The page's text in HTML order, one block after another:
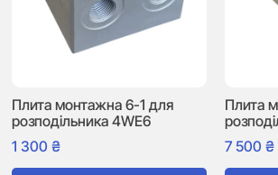
Плита монтажна 6-1 для
розподільника 4WE6
1 300 ₴
Плита
7 500 ₴